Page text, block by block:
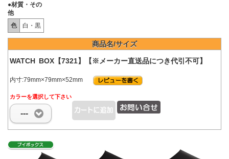
●材質・その
他
色
白・黒
商品名/サイズ
WATCH BOX【7321】【※メーカー直送品につき代引不可】
内寸:79mm×79mm×52mm
カラーを選択して下さい
---